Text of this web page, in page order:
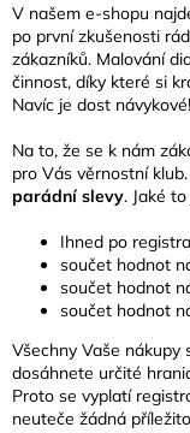
V našem e-shopu
po první zkušenosti
zákazníků. Malování
činnost, díky které si
Navíc je dost návykové!
Na to, že se k nám
pro Vás věrnostní klub.
parádní slevy. Jaké
Ihned po
součet hodnot
součet hodnot
součet hodnot
Všechny Vaše nákupy
dosáhnete určité
Proto se vyplatí
neuteče žádná